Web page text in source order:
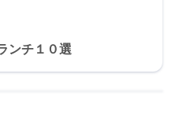
ンチ１０選